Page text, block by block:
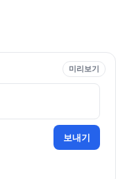
미리보기
보내기